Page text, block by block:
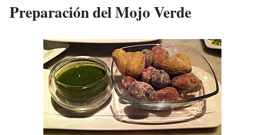
Preparación del Mojo Verde